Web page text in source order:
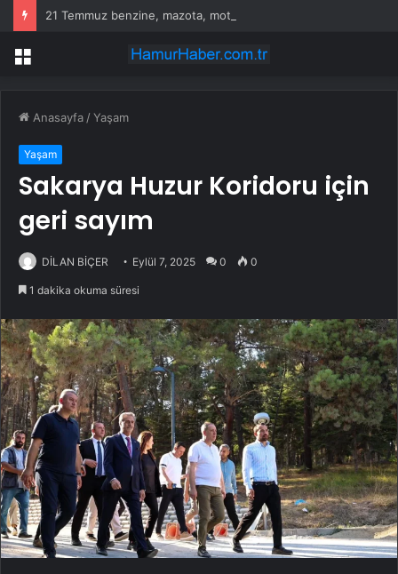
Menü
Anasayfa /Yaşam
Yaşam
Sakarya Huzur Koridoru için
geri sayım
DİLAN BİÇER Eylül 7, 2025 0 0
1 dakika okuma süresi